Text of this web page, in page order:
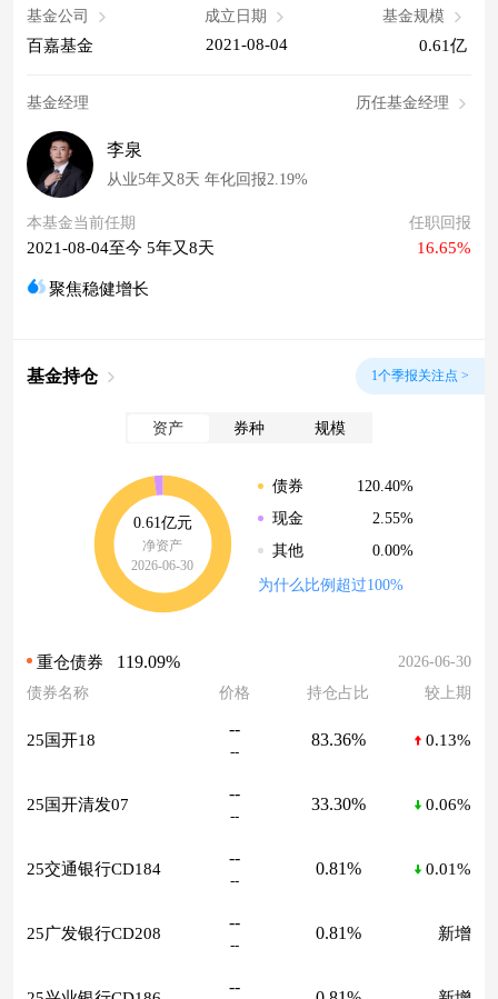
基金公司
百嘉基金
成立日期
2021-08-04
基金规模
0.61亿
基金经理 历任基金经理
李泉
从业5年又8天 年化回报2.19%
本基金当前任期
2021-08-04至今 5年又8天
任职回报
16.65%
聚焦稳健增长
基金持仓 1个季报关注点 >
资产 券种 规模
0.61亿元
净资产
2026-06-30
债券
120.40%
现金
2.55%
其他
0.00%
为什么比例超过100%
重仓债券 119.09%
2026-06-30
债券名称
价格 持仓占比 较上期
25国开18
--
--
83.36% 0.13%
25国开清发07
--
--
33.30% 0.06%
25交通银行CD184
--
--
0.81% 0.01%
25广发银行CD208
--
--
0.81% 新增
--